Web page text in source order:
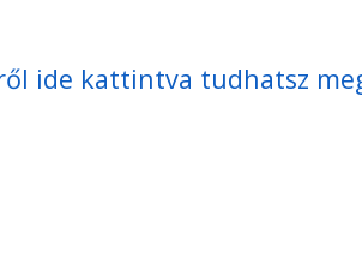
ide kattintva tudhatsz